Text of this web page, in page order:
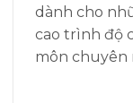
dành cho
cao trình độ
môn chuyên